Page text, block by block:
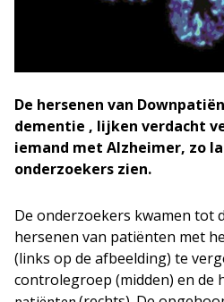
De hersenen van
dementie , lijken verdacht
iemand met Alzheimer, zo
onderzoekers zien.
De onderzoekers kwamen tot
hersenen van patiënten met
(links op de afbeelding) te
controlegroep (midden) en de